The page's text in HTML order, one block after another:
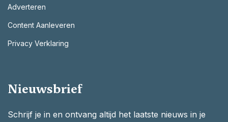
Adverteren
Content Aanleveren
Privacy Verklaring
Nieuwsbrief
Schrijf je in en ontvang altijd het laatste nieuws in je